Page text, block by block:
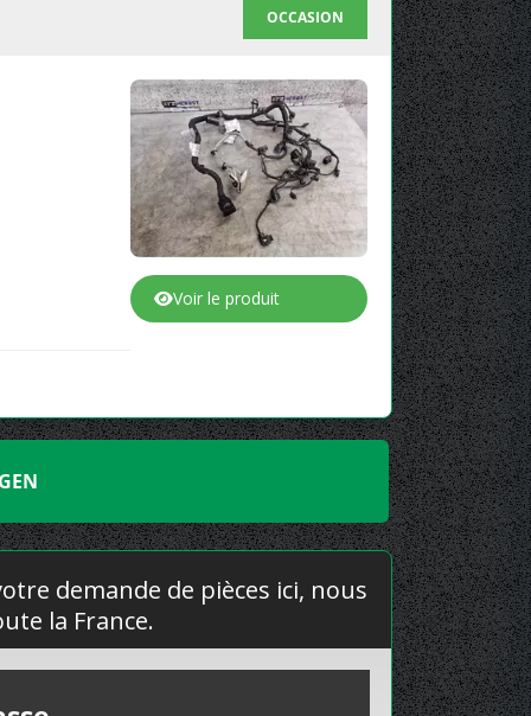
OCCASION
Voir le produit
demande de pièces ici, nous
la France.